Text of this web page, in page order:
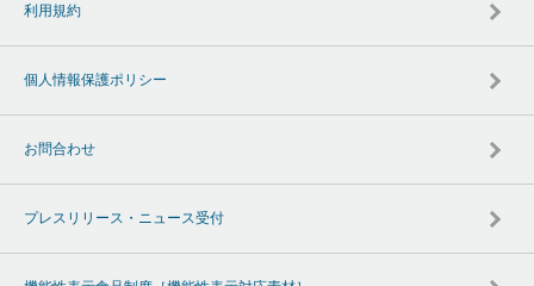
利用規約
個人情報保護ポリシー
お問合わせ
プレスリリース・ニュース受付